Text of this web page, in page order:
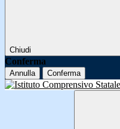
Chiudi
Conferma
Annulla Conferma